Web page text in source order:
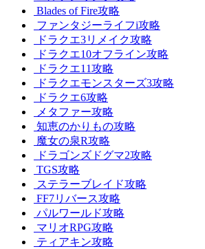
Blades of Fire攻略
ファンタジーライフi攻略
ドラクエ3リメイク攻略
ドラクエ10オフライン攻略
ドラクエ11攻略
ドラクエモンスターズ3攻略
ドラクエ6攻略
メタファー攻略
知恵のかりもの攻略
魔女の泉R攻略
ドラゴンズドグマ2攻略
TGS攻略
ステラーブレイド攻略
FF7リバース攻略
パルワールド攻略
マリオRPG攻略
ティアキン攻略